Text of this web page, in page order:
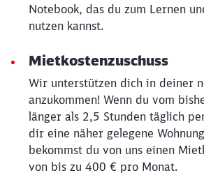
Notebook, das du zum Lernen
nutzen kannst.
Mietkostenzuschuss
Wir unterstützen dich in deiner
anzukommen! Wenn du vom
länger als 2,5 Stunden täglich
dir eine näher gelegene
bekommst du von uns einen
von bis zu 400 € pro Monat.